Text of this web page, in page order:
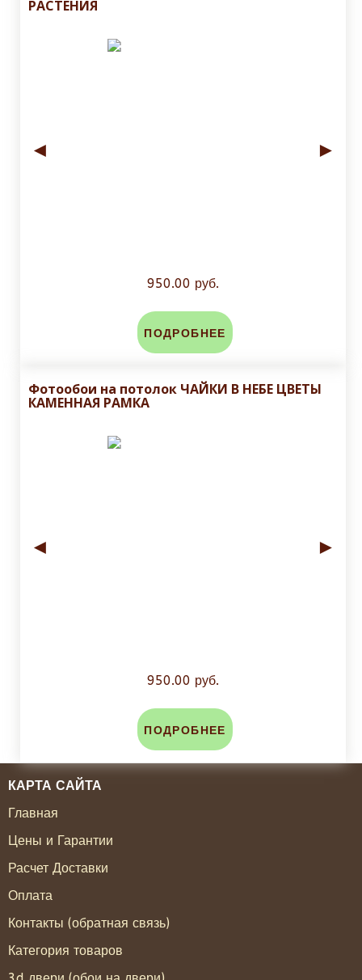
РАСТЕНИЯ
◄ ►
950.00 руб.
ПОДРОБНЕЕ
Фотообои на потолок ЧАЙКИ В НЕБЕ ЦВЕТЫ
КАМЕННАЯ РАМКА
◄ ►
950.00 руб.
ПОДРОБНЕЕ
КАРТА САЙТА
Главная
Цены и Гарантии
Расчет Доставки
Оплата
Контакты (обратная связь)
Категория товаров